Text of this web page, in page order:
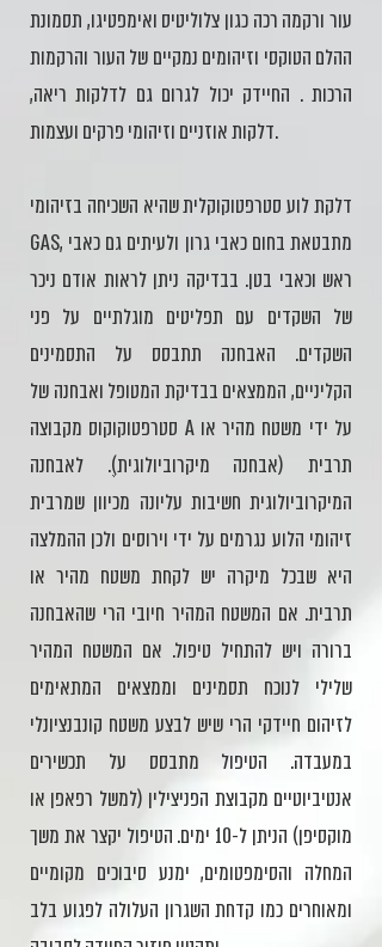
עור ורקמה רכה כגון צלוליטיס ואימפטיגו, תסמונת
ההלם הטוקסי וזיהומים נמקיים של העור והרקמות
הרכות . החיידק יכול לגרום גם לדלקות ריאה,
דלקות אוזניים וזיהומי פרקים ועצמות.
דלקת לוע סטרפטוקוקלית שהיא השכיחה בזיהומי
GAS, מתבטאת בחום כאבי גרון ולעיתים גם כאבי
ראש וכאבי בטן. בבדיקה ניתן לראות אודם ניכר
של השקדים עם תפליטים מוגלתיים על פני
השקדים. האבחנה תתבסס על התסמינים
הקליניים, הממצאים בבדיקת המטופל ואבחנה של
סטרפטוקוקוס מקבוצה A על ידי משטח מהיר או
תרבית (אבחנה מיקרוביולוגית).ֶ לאבחנה
המיקרוביולוגית חשיבות עליונה מכיוון שמרבית
זיהומי הלוע נגרמים על ידי וירוסים ולכן ההמלצה
היא שבכל מיקרה יש לקחת משטח מהיר או
תרבית. אם המשטח המהיר חיובי הרי שהאבחנה
ברורה ויש להתחיל טיפול. אם המשטח המהיר
שלילי לנוכח תסמינים וממצאים המתאימים
לזיהום חיידקי הרי שיש לבצע משטח קונבנציונלי
במעבדה. הטיפול מתבסס על תכשירים
אנטיביוטיים מקבוצת הפניצילין (למשל רפאפן או
מוקסיפן) הניתן ל-10 ימים. הטיפול יקצר את משך
המחלה והסימפטומים, ימנע סיבוכים מקומיים
ומאוחרים כמו קדחת השגרון העלולה לפגוע בלב